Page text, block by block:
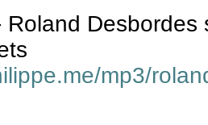
Roland
mp3/